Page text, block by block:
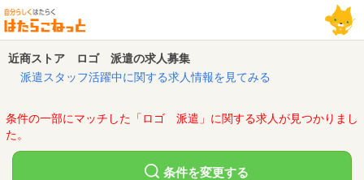
近商ストア ロゴ 派遣の求人募集
派遣スタッフ活躍中に関する求人情報を見てみる
条件の一部にマッチした「ロゴ 派遣」に関する求人が見つかりまし
た。
条件を変更する